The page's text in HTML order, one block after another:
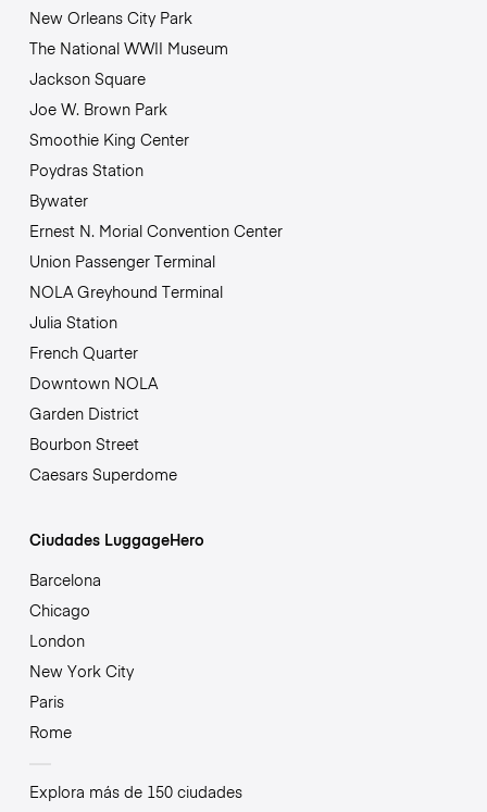
New Orleans City Park
The National WWII Museum
Jackson Square
Joe W. Brown Park
Smoothie King Center
Poydras Station
Bywater
Ernest N. Morial Convention Center
Union Passenger Terminal
NOLA Greyhound Terminal
Julia Station
French Quarter
Downtown NOLA
Garden District
Bourbon Street
Caesars Superdome
Ciudades LuggageHero
Barcelona
Chicago
London
New York City
Paris
Rome
Explora más de 150 ciudades